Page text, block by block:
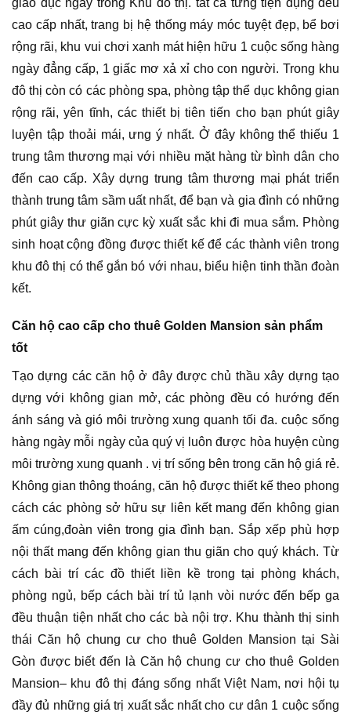
cao cấp nhất, trang bị hệ thống máy móc tuyệt đẹp, bể bơi
rộng rãi, khu vui chơi xanh mát hiện hữu 1 cuộc sống hàng
ngày đẳng cấp, 1 giấc mơ xả xỉ cho con người. Trong khu
đô thị còn có các phòng spa, phòng tập thể dục không gian
rộng rãi, yên tĩnh, các thiết bị tiên tiến cho bạn phút giây
luyện tập thoải mái, ưng ý nhất. Ở đây không thể thiếu 1
trung tâm thương mại với nhiều mặt hàng từ bình dân cho
đến cao cấp. Xây dựng trung tâm thương mại phát triển
thành trung tâm sầm uất nhất, để bạn và gia đình có những
phút giây thư giãn cực kỳ xuất sắc khi đi mua sắm. Phòng
sinh hoạt cộng đồng được thiết kế để các thành viên trong
khu đô thị có thể gắn bó với nhau, biểu hiện tinh thần đoàn
kết.
Căn hộ cao cấp cho thuê Golden Mansion sản phẩm
tốt
Tạo dựng các căn hộ ở đây được chủ thầu xây dựng tạo
dựng với không gian mở, các phòng đều có hướng đến
ánh sáng và gió môi trường xung quanh tối đa. cuộc sống
hàng ngày mỗi ngày của quý vị luôn được hòa huyện cùng
môi trường xung quanh . vị trí sống bên trong căn hộ giá rẻ.
Không gian thông thoáng, căn hộ được thiết kế theo phong
cách các phòng sở hữu sự liên kết mang đến không gian
ấm cúng,đoàn viên trong gia đình bạn. Sắp xếp phù hợp
nội thất mang đến không gian thu giãn cho quý khách. Từ
cách bài trí các đồ thiết liền kề trong tại phòng khách,
phòng ngủ, bếp cách bài trí tủ lạnh vòi nước đến bếp ga
đều thuận tiện nhất cho các bà nội trợ. Khu thành thị sinh
thái Căn hộ chung cư cho thuê Golden Mansion tại Sài
Gòn được biết đến là Căn hộ chung cư cho thuê Golden
Mansion– khu đô thị đáng sống nhất Việt Nam, nơi hội tụ
đầy đủ những giá trị xuất sắc nhất cho cư dân 1 cuộc sống